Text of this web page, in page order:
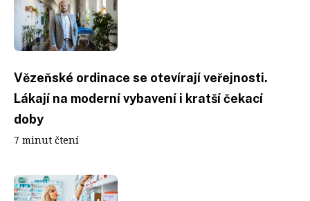
Vězeňské ordinace se otevírají veřejnosti.
Lákají na moderní vybavení i kratší čekací
doby
7 minut čtení